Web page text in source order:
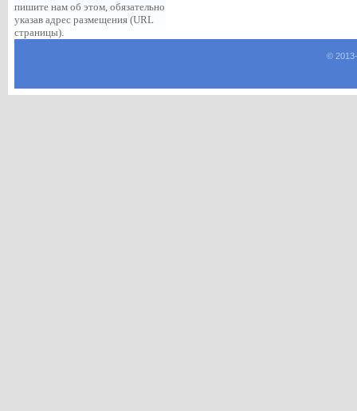
пишите нам об этом, обязательно
указав адрес размещения (URL
страницы).
© 2013-